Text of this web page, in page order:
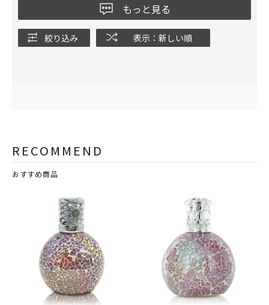
もっと見る
絞り込み 表示：新しい順
RECOMMEND
おすすめ商品